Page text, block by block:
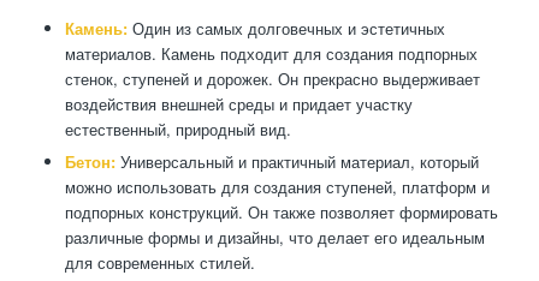
Камень:Один из самых долговечных и эстетичных
материалов. Камень подходит для создания подпорных
стенок, ступеней и дорожек. Он прекрасно выдерживает
воздействия внешней среды и придает участку
естественный, природный вид.
Бетон:Универсальный и практичный материал, который
можно использовать для создания ступеней, платформ и
подпорных конструкций. Он также позволяет формировать
различные формы и дизайны, что делает его идеальным
для современных стилей.